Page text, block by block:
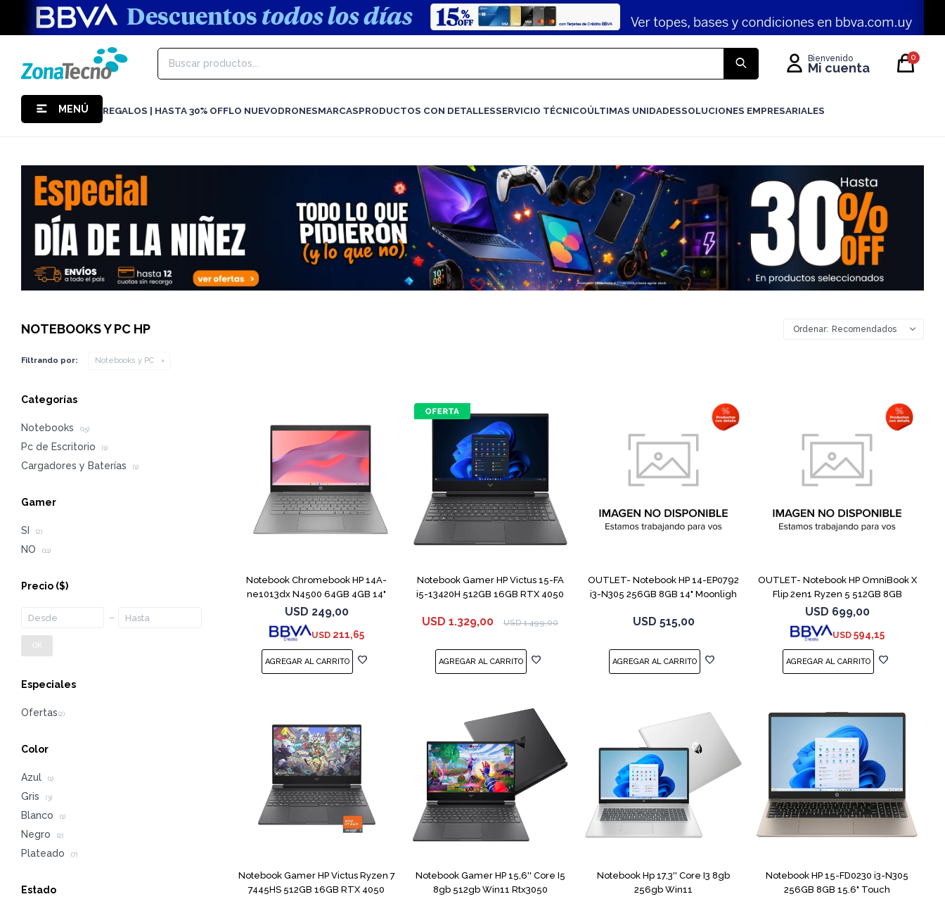
MENÚ REGALOS | HASTA 30% OFFLO NUEVODRONESMARCASPRODUCTOS CON DETALLESSERVICIO TÉCNICOÚLTIMAS UNIDADESSOLUCIONES EMPRESARIALES
0
NOTEBOOKS Y PC HP Recomendados
Filtrando por: Notebooks y PC
Notebook Chromebook HP 14A-
ne1013dx N4500 64GB 4GB 14"
Grey
USD 249,00
USD 211,65
Notebook Gamer HP Victus 15-FA
i5-13420H 512GB 16GB RTX 4050
USD 1.329,00 USD 1.499,00
OUTLET- Notebook HP 14-EP0792
i3-N305 256GB 8GB 14" Moonligh
USD 515,00
OUTLET- Notebook HP OmniBook X
Flip 2en1 Ryzen 5 512GB 8GB
USD 699,00
USD 594,15
Notebook Gamer HP Victus Ryzen 7
7445HS 512GB 16GB RTX 4050
Notebook Gamer HP 15,6'' Core I5
8gb 512gb Win11 Rtx3050
COMPARAR
Notebook Hp 17,3'' Core I3 8gb
256gb Win11
Notebook HP 15-FD0230 i3-N305
256GB 8GB 15.6" Touch
Categorías
Notebooks (15)
Pc de Escritorio (1)
Cargadores y Baterías (1)
Precio ($)
OK
Especiales
Gamer
SI (2)
NO (11)
Color
Azul (1)
Gris (3)
Blanco (1)
Negro (2)
Plateado (7)
Estado